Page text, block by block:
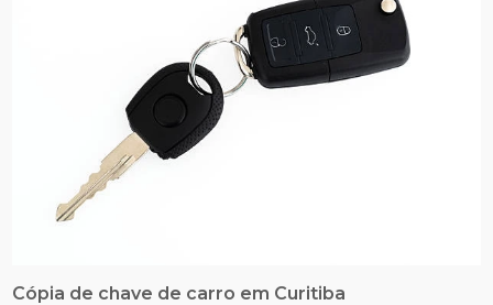
Cópia de chave de carro em Curitiba